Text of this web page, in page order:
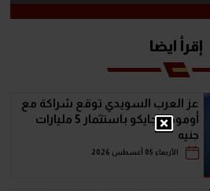
إقرأ ايضا
عز العرب السويدي توقع شراكة مع
أومودا وجايكو باستثمار 5 مليارات
جنيه
الأربعاء 05 أغسطس 2026